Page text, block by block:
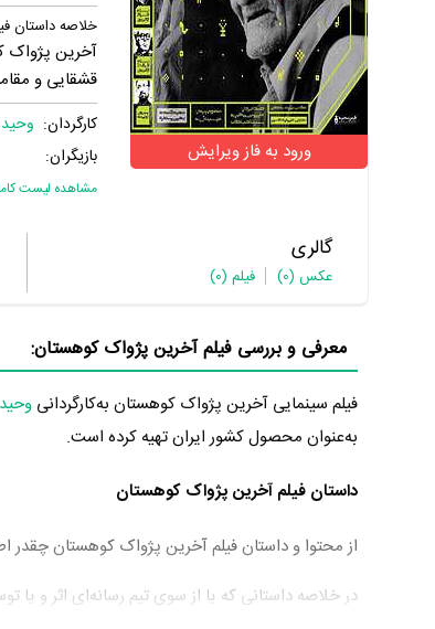
ورود به فاز ویرایش
خلاصه داستان
آخرین پژواک
قشقایی و
کارگردان:
بازیگران:
مشاهده لیست
گالری
عکس (0) فیلم (0)
معرفی و بررسی فیلم آخرین پژواک کوهستان:
فیلم سینمایی آخرین پژواک کوهستان به‌کارگردانی
به‌عنوان محصول کشور ایران تهیه کرده است.
داستان فیلم آخرین پژواک کوهستان
از محتوا و داستان فیلم آخرین پژواک کوهستان چقدر
در خلاصه داستانی که یا از سوی تیم رسانه‌ای اثر و